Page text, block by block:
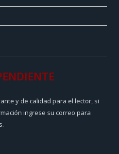
y de calidad para el lector, si
ingrese su correo para